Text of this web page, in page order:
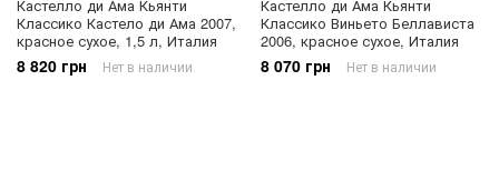
Кастелло ди Ама Кьянти
Классико Кастело ди Ама 2007,
красное сухое, 1,5 л, Италия
8 820 грн Нет в наличии
Кастелло ди Ама Кьянти
Классико Виньето Беллависта
2006, красное сухое, Италия
8 070 грн Нет в наличии